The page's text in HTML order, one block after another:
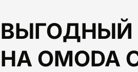
ВЫГОДНЫЙ
НА OMODA